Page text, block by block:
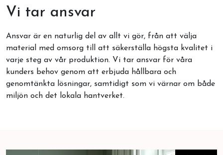
Vi tar ansvar
Ansvar är en naturlig del av allt vi gör, från att välja
material med omsorg till att säkerställa högsta kvalitet i
varje steg av vår produktion. Vi tar ansvar för våra
kunders behov genom att erbjuda hållbara och
genomtänkta lösningar, samtidigt som vi värnar om både
miljön och det lokala hantverket.